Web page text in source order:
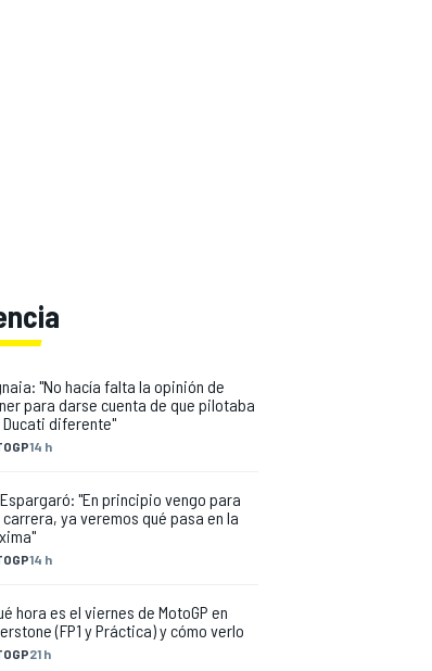
14 h
"No hacía falta la opinión de
para darse cuenta de que pilotaba
Ducati diferente"
14 h
"En principio vengo para
carrera, ya veremos qué pasa en la
21 h
hora es el viernes de MotoGP en
(FP1 y Práctica) y cómo verlo